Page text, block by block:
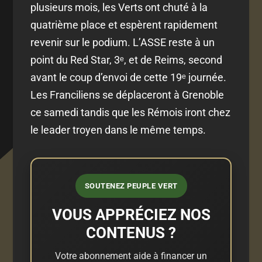
plusieurs mois, les Verts ont chuté à la
quatrième place et espèrent rapidement
revenir sur le podium. L’ASSE reste à un
point du Red Star, 3ᵉ, et de Reims, second
avant le coup d’envoi de cette 19ᵉ journée.
Les Franciliens se déplaceront à Grenoble
ce samedi tandis que les Rémois iront chez
le leader troyen dans le même temps.
SOUTENEZ PEUPLE VERT
VOUS APPRÉCIEZ NOS
CONTENUS ?
Votre abonnement aide à financer un